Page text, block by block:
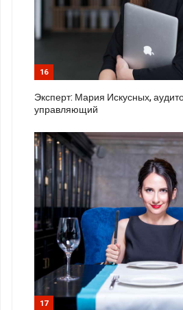
16
Эксперт: Мария Искусных,
управляющий
17